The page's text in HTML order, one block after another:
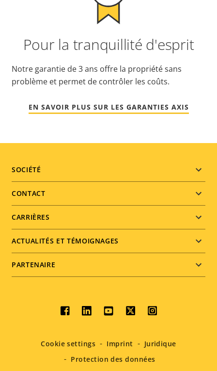
Pour la tranquillité d'esprit
Notre garantie de 3 ans offre la propriété sans
problème et permet de contrôler les coûts.
EN SAVOIR PLUS SUR LES GARANTIES AXIS
Footer
menu
SOCIÉTÉ
CONTACT
CARRIÈRES
ACTUALITÉS ET TÉMOIGNAGES
PARTENAIRE
Social
menu
Cookie settings Imprint
Juridique
Protection des données